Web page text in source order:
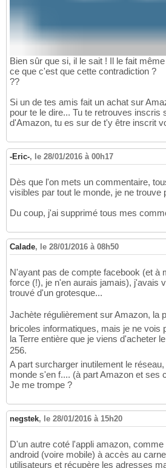
Bien sûr que si, il le sait ! Il le fait
ce que c'est que cette contradiction ?
??
Si un de tes amis fait un achat sur
pour te le dire... Tu te retrouves inscris
d'Amazon, tu es sur de t'y être inscrit
-Eric-, le 28/01/2016 à 00h17
Dès que l'on mets un commentaire,
visibles par tout le monde, je ne trouve
Du coup, j'ai supprimé tous mes
Calade, le 28/01/2016 à 08h50
N'ayant pas de compte facebook (et à
force (!), je n'en aurais jamais), j'avais
trouvé d'un grotesque...
Jachète régulièrement sur Amazon, la
bricoles informatiques, mais je ne vois
la Terre entière que je viens d'acheter
256.
A part surcharger inutilement le
monde s'en f.... (à part Amazon et ses
Je me trompe ?
negstek, le 28/01/2016 à 15h20
D'un autre coté l'appli amazon, comme
android (voire mobile) à accès au
utilisateurs et récupère les adresses